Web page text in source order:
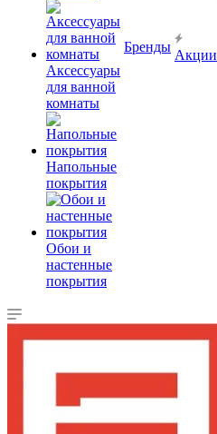
Аксессуары
для ванной
комнаты
Напольные
покрытия
Обои и
настенные
покрытия
Бренды
Акции